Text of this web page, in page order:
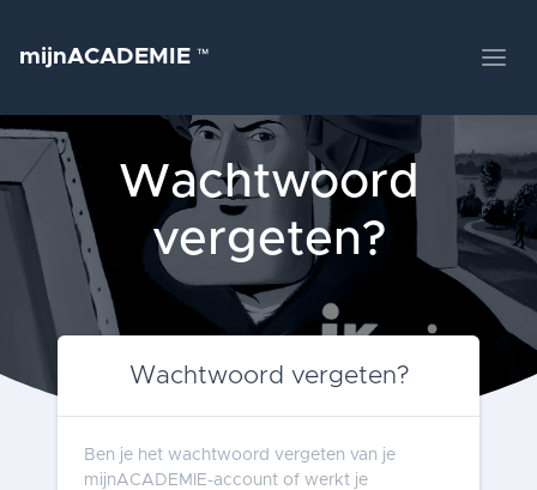
mijnACADEMIE ™
Wachtwoord
vergeten?
Wachtwoord vergeten?
Ben je het wachtwoord vergeten van je
mijnACADEMIE-account of werkt je